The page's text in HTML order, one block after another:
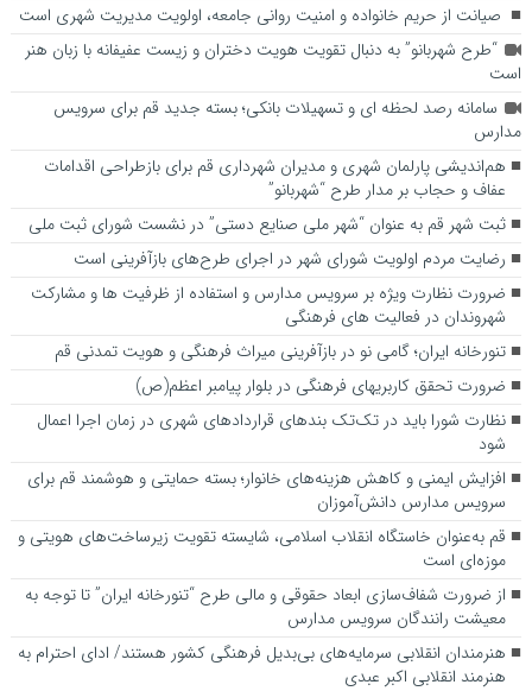
صیانت از حریم خانواده و امنیت روانی جامعه، اولویت مدیریت شهری است
“طرح شهربانو” به دنبال تقویت هویت دختران و زیست عفیفانه با زبان هنر
است
سامانه رصد لحظه ای و تسهیلات بانکی؛ بسته جدید قم برای سرویس
مدارس
هم‌اندیشی پارلمان شهری و مدیران شهرداری قم برای بازطراحی اقدامات
عفاف و حجاب بر مدار طرح “شهربانو”
ثبت شهر قم به عنوان “شهر ملی صنایع دستی” در نشست شورای ثبت ملی
رضایت مردم اولویت شورای شهر در اجرای طرح‌های بازآفرینی است
ضرورت نظارت ویژه بر سرویس مدارس و استفاده از ظرفیت ها و مشارکت
شهروندان در فعالیت های فرهنگی
تنورخانه ایران؛ گامی نو در بازآفرینی میراث فرهنگی و هویت تمدنی قم
ضرورت تحقق کاربری­های فرهنگی در بلوار پیامبر اعظم(ص)
نظارت شورا باید در تک‌تک بندهای قراردادهای شهری در زمان اجرا اعمال
شود
افزایش ایمنی و کاهش هزینه‌های خانوار؛ بسته حمایتی و هوشمند قم برای
سرویس مدارس دانش‌آموزان
قم به‌عنوان خاستگاه انقلاب اسلامی، شایسته تقویت زیرساخت‌های هویتی و
موزه‌ای است
از ضرورت شفاف‌سازی ابعاد حقوقی و مالی طرح “تنورخانه ایران” تا توجه به
معیشت رانندگان سرویس مدارس
هنرمندان انقلابی سرمایه‌های بی‌بدیل فرهنگی کشور هستند/ ادای احترام به
هنرمند انقلابی اکبر عبدی